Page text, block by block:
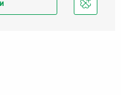
Добави